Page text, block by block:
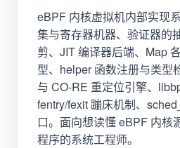
eBPF 内核虚拟机内部实现
集与寄存器机器、验证器的
剪、JIT 编译器后端、Map
型、helper 函数注册与类型
与 CO-RE 重定位引擎、
fentry/fexit 蹦床机制、
口。面向想读懂 eBPF 内核
程序的系统工程师。